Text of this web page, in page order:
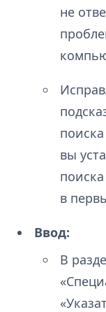
не
вы
в
Ввод:
В